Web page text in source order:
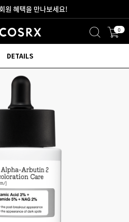
이상 무료 배송
원 혜택을 만나보세요! 0
DETAILS